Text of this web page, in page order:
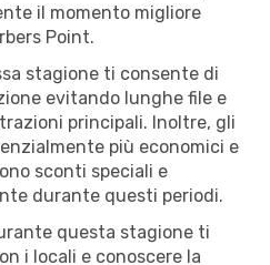
il momento migliore
Point.
stagione ti consente di
evitando lunghe file e
principali. Inoltre, gli
più economici e
sconti speciali e
durante questi periodi.
questa stagione ti
i locali e conoscere la